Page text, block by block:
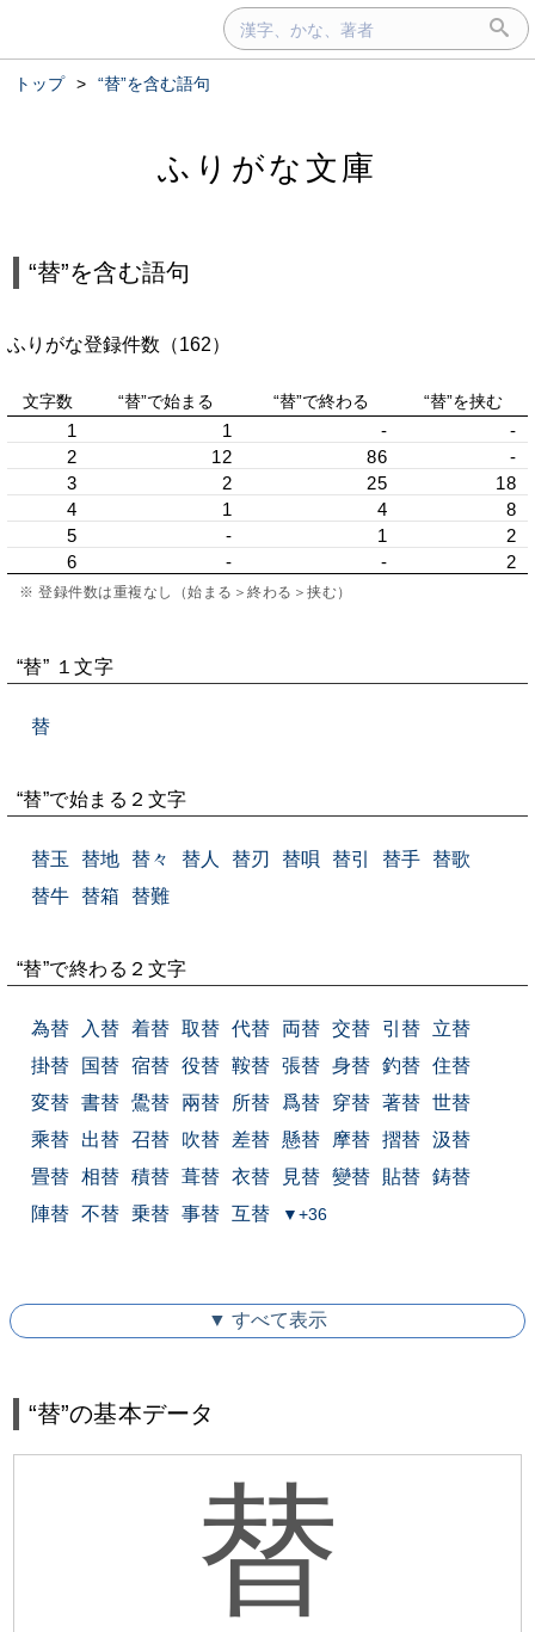
トップ > “替”を含む語句
ふりがな文庫
“替”を含む語句
ふりがな登録件数（162）
文字数 “替”で始まる “替”で終わる “替”を挟む
1 1 -
-
2
12 86
-
3
2 25
18
4
1 4
8
5
- 1
2
6
- - 2
※ 登録件数は重複なし（始まる＞終わる＞挟む）
“替” １文字
替
“替”で始まる２文字
替玉 替地 替々 替人 替刃 替唄 替引 替手
替歌
替牛
替箱 替難
“替”で終わる２文字
為替 入替 着替 取替 代替 両替 交替 引替
立替
掛替
国替 宿替 役替 鞍替 張替 身替 釣替 住替
変替 書替 鷽替 兩替 所替 爲替 穿替 著替 世替
乘替
出替 召替 吹替 差替 懸替 摩替 摺替 汲替
畳替 相替 積替 葺替 衣替 見替 變替 貼替 鋳替
陣替 不替 乗替 事替 互替 ▼+36
▼ すべて表示
“替”の基本データ
替